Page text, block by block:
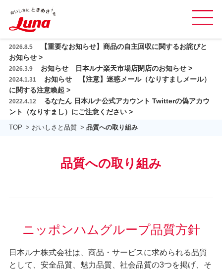
グ
ロ
ー
ビ
商品紹介
レシピ
日本ルナの乳酸菌
おいしさと品質
2026.8.5
【重要なお知らせ】商品の自主回収に関するお詫びと
お知らせ >
2026.3.9 お知らせ 日本ルナ楽天市場店閉店のお知らせ >
2024.1.31
お知らせ 【注意】迷惑メール（なりすましメール）
に関する注意喚起 >
2022.4.12
るなたん 日本ルナ公式アカウント Twitterの偽アカウ
ント（なりすまし）にご注意ください >
TOP おいしさと品質 品質への取り組み
品質への取り組み
ニッポンハムグループ品質方針
日本ルナ株式会社は、商品・サービスに求められる品質
として、安全品質、魅力品質、社会品質の3つを掲げ、そ